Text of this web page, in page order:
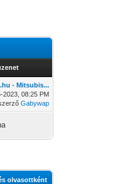
- Mitsubis...
2023, 08:25 PM
Gabywap
olvasottként